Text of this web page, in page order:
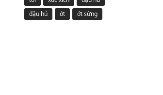
đậu hủ
ớt ớt sừng